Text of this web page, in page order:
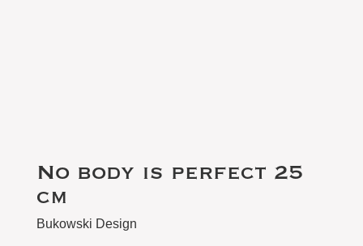
No body is perfect 25
cm
Bukowski Design